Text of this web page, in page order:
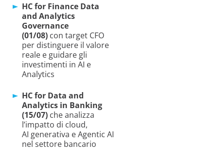
HC for Finance Data
and Analytics
Governance
(01/08) con target CFO
per distinguere il valore
reale e guidare gli
investimenti in AI e
Analytics
HC for Data and
Analytics in Banking
(15/07) che analizza
l’impatto di cloud,
AI generativa e Agentic AI
nel settore bancario